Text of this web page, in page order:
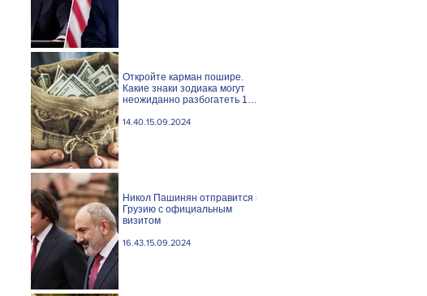
Откройте карман пошире.
Какие знаки зодиака могут
неожиданно разбогатеть 15
14.40.15.09.2024
Никол Пашинян отправится в
Грузию с официальным
визитом
16.43.15.09.2024